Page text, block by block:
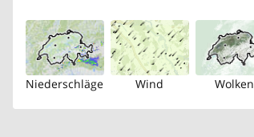
Niederschläge Wind Wolken